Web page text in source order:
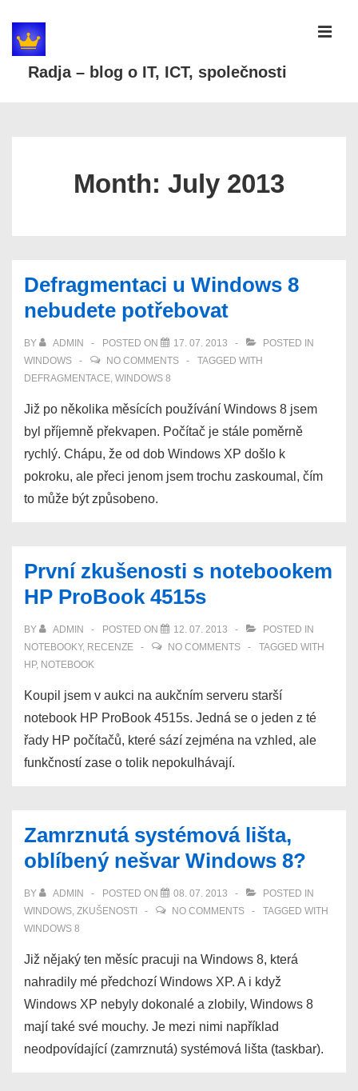
Skip
Radja – blog o IT, ICT, společnosti
Month: July 2013
Defragmentaci u Windows 8
nebudete potřebovat
BY ADMIN POSTED ON 17. 07. 2013
POSTED IN
WINDOWS
NO COMMENTS
TAGGED WITH
DEFRAGMENTACE, WINDOWS 8
Již po několika měsících používání Windows 8 jsem
byl příjemně překvapen. Počítač je stále poměrně
rychlý. Chápu, že od dob Windows XP došlo k
pokroku, ale přeci jenom jsem trochu zaskoumal, čím
to může být způsobeno.
První zkušenosti s notebookem
HP ProBook 4515s
BY ADMIN POSTED ON 12. 07. 2013
POSTED IN
NOTEBOOKY, RECENZE NO COMMENTS
TAGGED WITH
HP, NOTEBOOK
Koupil jsem v aukci na aukčním serveru starší
notebook HP ProBook 4515s. Jedná se o jeden z té
řady HP počítačů, které sází zejména na vzhled, ale
funkčností zase o tolik nepokulhávají.
Zamrznutá systémová lišta,
oblíbený nešvar Windows 8?
BY ADMIN POSTED ON 08. 07. 2013
POSTED IN
WINDOWS, ZKUŠENOSTI NO COMMENTS
TAGGED WITH
WINDOWS 8
Již nějaký ten měsíc pracuji na Windows 8, která
nahradily mé předchozí Windows XP. A i když
Windows XP nebyly dokonalé a zlobily, Windows 8
mají také své mouchy. Je mezi nimi například
neodpovídající (zamrznutá) systémová lišta (taskbar).